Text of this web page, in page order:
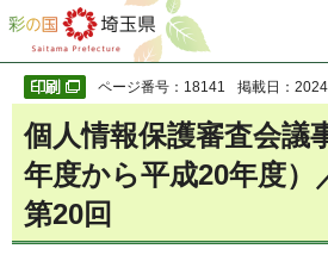
彩の国 埼玉県
ページ番号：18141 掲載日：
個人情報保護審査会議
年度から平成20年度）
第20回